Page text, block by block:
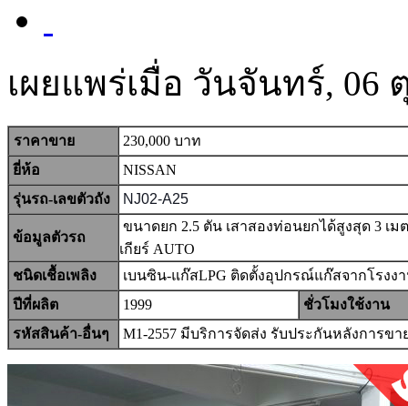
เผยแพร่เมื่อ วันจันทร์, 06
ราคาขาย
230,000 บาท
ยี่ห้อ
NISSAN
รุ่นรถ-เลขตัวถัง
NJ02-A25
ข้อมูลตัวรถ
ขนาดยก 2.5 ตัน เสาสองท่อนยกได้สูงสุด 3 เม
เกียร์ AUTO
ชนิดเชื้อเพลิง
เบนซิน-แก๊สLPG ติดตั้งอุปกรณ์แก๊สจากโรงง
ปีที่ผลิต
1999
ชั่วโมงใช้งาน
รหัสสินค้า-อื่นๆ
M1-2557 มีบริการจัดส่ง รับประกันหลังการขา